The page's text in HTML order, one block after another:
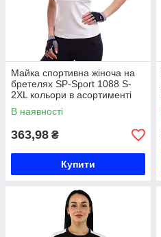
Майка спортивна жіноча на
бретелях SP-Sport 1088 S-
2XL кольори в асортименті
Код 1088
В наявності
363,98 ₴
Купити